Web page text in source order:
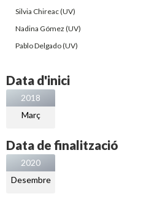
Silvia Chireac (UV)
Nadina Gómez (UV)
Pablo Delgado (UV)
Data d'inici
2018
Març
Data de finalització
2020
Desembre